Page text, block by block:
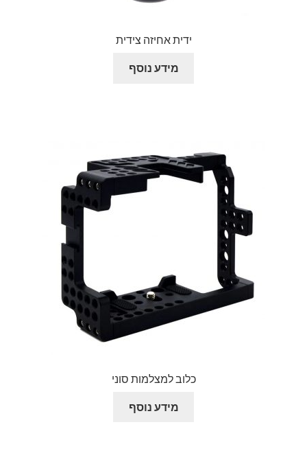
ידית אחיזה צידית
מידע נוסף
כלוב למצלמות סוני
מידע נוסף